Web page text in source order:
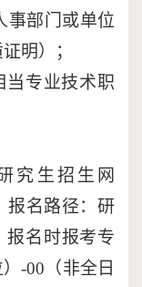
事部门或单位
明）；
当专业技术职
究生招生网
报名路径：研
报名时报考专
-00 （非全日